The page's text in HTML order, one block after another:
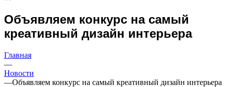
Объявляем конкурс на самый
креативный дизайн интерьера
Главная
—
Новости
—Объявляем конкурс на самый креативный дизайн интерьера